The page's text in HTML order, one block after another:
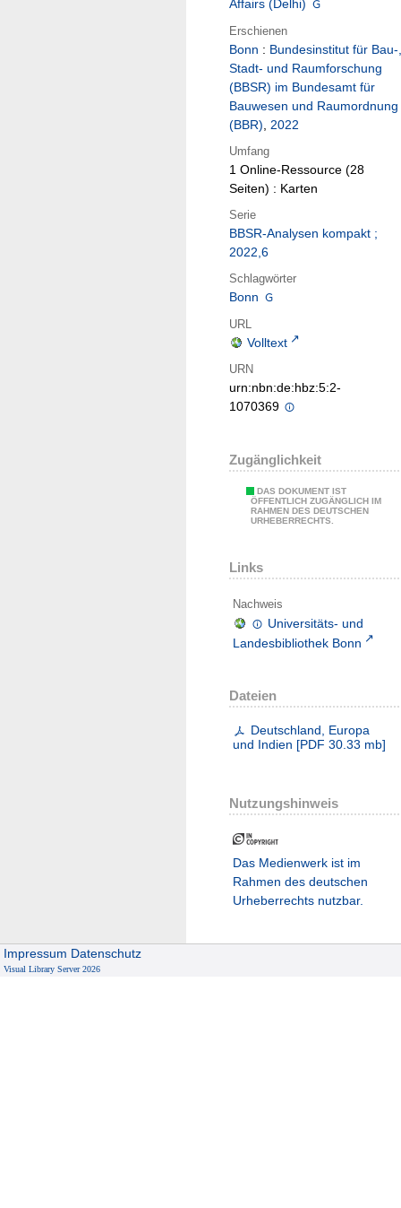
Affairs (Delhi)
Erschienen
Bonn : Bundesinstitut für Bau-,
Stadt- und Raumforschung
(BBSR) im Bundesamt für
Bauwesen und Raumordnung
(BBR), 2022
Umfang
1 Online-Ressource (28
Seiten) : Karten
Serie
BBSR-Analysen kompakt ;
2022,6
Schlagwörter
Bonn
URL
Volltext
URN
urn:nbn:de:hbz:5:2-
1070369
Zugänglichkeit
DAS DOKUMENT IST
ÖFFENTLICH ZUGÄNGLICH IM
RAHMEN DES DEUTSCHEN
URHEBERRECHTS.
Links
Nachweis
Universitäts- und
Landesbibliothek Bonn
Dateien
Deutschland, Europa
und Indien [PDF 30.33 mb]
Nutzungshinweis
Das Medienwerk ist im
Rahmen des deutschen
Urheberrechts nutzbar.
Impressum Datenschutz
Visual Library Server 2026